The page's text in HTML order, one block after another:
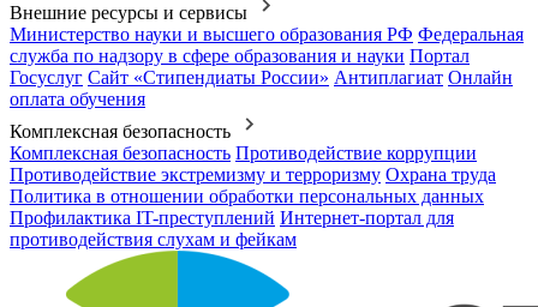
Внешние ресурсы и сервисы
Министерство науки и высшего образования РФ Федеральная
служба по надзору в сфере образования и науки Портал
Госуслуг Сайт «Стипендиаты России» Антиплагиат Онлайн
оплата обучения
Комплексная безопасность
Комплексная безопасность Противодействие коррупции
Противодействие экстремизму и терроризму Охрана труда
Политика в отношении обработки персональных данных
Профилактика IT-преступлений Интернет-портал для
противодействия слухам и фейкам